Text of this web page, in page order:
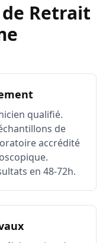
Retrait
qualifié.
de
accrédité
en 48-72h.